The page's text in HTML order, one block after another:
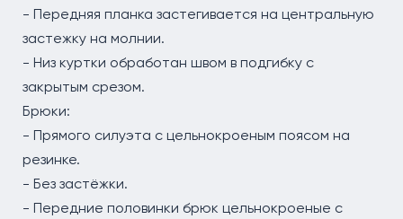
- Передняя планка застегивается на центральную
застежку на молнии.
- Низ куртки обработан швом в подгибку с
закрытым срезом.
Брюки:
- Прямого силуэта с цельнокроеным поясом на
резинке.
- Без застёжки.
- Передние половинки брюк цельнокроеные с